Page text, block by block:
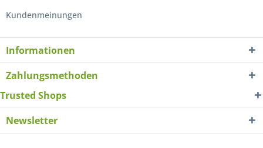
Kundenmeinungen
Informationen
Zahlungsmethoden
Trusted Shops
Newsletter